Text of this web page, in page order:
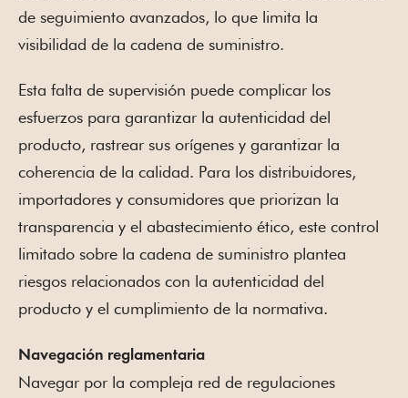
de seguimiento avanzados, lo que limita la
visibilidad de la cadena de suministro.
Esta falta de supervisión puede complicar los
esfuerzos para garantizar la autenticidad del
producto, rastrear sus orígenes y garantizar la
coherencia de la calidad. Para los distribuidores,
importadores y consumidores que priorizan la
transparencia y el abastecimiento ético, este control
limitado sobre la cadena de suministro plantea
riesgos relacionados con la autenticidad del
producto y el cumplimiento de la normativa.
Navegación reglamentaria
Navegar por la compleja red de regulaciones